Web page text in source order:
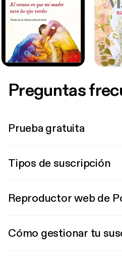
Preguntas
Prueba gratuita
Tipos de suscripción
Reproductor web de
Cómo gestionar tu